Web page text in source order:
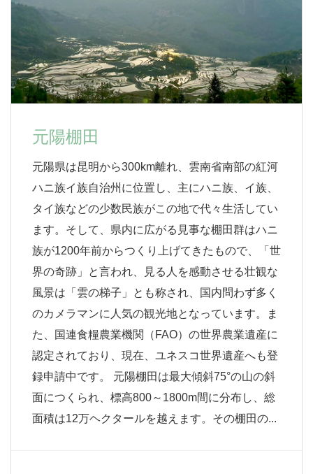
元陽棚田
元陽県は昆明から300km離れ、雲南省南部の紅河
ハニ族イ族自治州に位置し、主にハニ族、イ族、
タイ族などの少数民族がこの地で代々生活してい
ます。そして、県内に広がる見事な棚田群はハニ
族が1200年前からつくり上げてきたもので、「世
界の奇跡」と言われ、見る人を感動させる壮観な
風景は「雲の梯子」とも称され、国内問わず多く
のカメラマンに人気の観光地となっています。ま
た、国連食糧農業機関（FAO）の世界農業遺産に
認定されており、現在、ユネスコ世界遺産へも登
録申請中です。 元陽棚田は最大傾斜75°の山の斜
面につくられ、標高800～1800m間に分布し、総
面積は12万ヘクタールを越えます。その棚田の...